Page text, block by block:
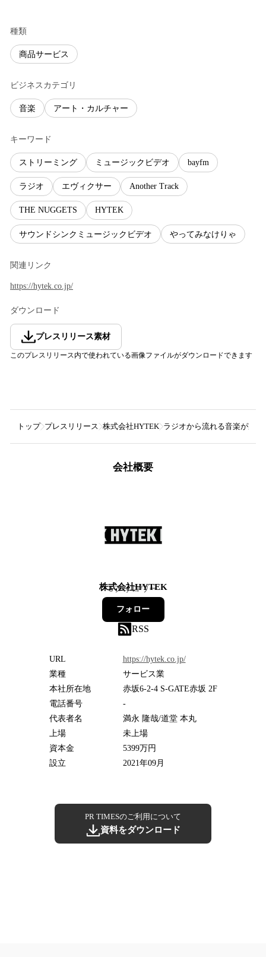
種類
商品サービス
ビジネスカテゴリ
音楽 アート・カルチャー
キーワード
ストリーミング ミュージックビデオ bayfm
ラジオ エヴィクサー Another Track
THE NUGGETS HYTEK
サウンドシンクミュージックビデオ やってみなけりゃ
関連リンク
https://hytek.co.jp/
ダウンロード
プレスリリース素材
このプレスリリース内で使われている画像ファイルがダウンロードできます
トップ プレスリリース 株式会社HYTEK ラジオから流れる音楽が家
会社概要
株式会社HYTEK
6フォロワー
フォロー
RSS
URL
https://hytek.co.jp/
業種
サービス業
本社所在地
赤坂6-2-4 S-GATE赤坂 2F
電話番号
-
代表者名
満永 隆哉/道堂 本丸
上場
未上場
資本金
5399万円
設立
2021年09月
PR TIMESのご利用について
資料をダウンロード